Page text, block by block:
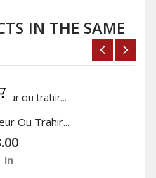
IN THE SAME
Ou Trahir...
In